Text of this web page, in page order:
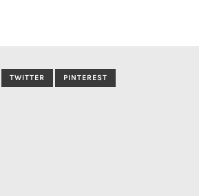
TWITTER PINTEREST